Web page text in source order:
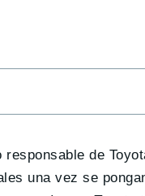
responsable de
una vez se